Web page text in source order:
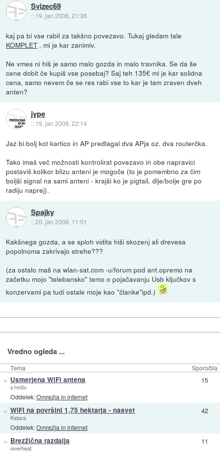
Svizec69
:: 19. jan 2008, 21:36
kaj pa bi vse rabil za takšno povezavo. Tukaj gledam tale
KOMPLET , mi je kar zanimiv.
Ne vmes ni hiš je samo malo gozda in malo travnika. Se da še
cene dobit če kupiš vse posebaj? Saj teh 135€ mi je kar solidna
cena, samo nevem če se res rabi vse to kar je tam zraven dveh
anten?
jype
:: 19. jan 2008, 22:14
Jaz bi bolj kot kartico in AP predlagal dva APja oz. dva routerčka.
Tako imaš več možnosti kontrolirat povezavo in obe napravici
postaviš kolikor blizu anteni je mogoče (to je pomembno za čim
boljši signal na sami anteni - krajši ko je pigtail, dlje/bolje gre po
radiju naprej).
Spajky
::20. jan 2008, 11:51
Kakšnega gozda, a se sploh vidita hiši skozenj ali drevesa
popolnoma zakrivajo strehe???
(za ostalo maš na wlan-sat.com -u/forum pod ant.opremo na
začetku mojo "telebansko" temo o pojačavanju Usb ključkov s
konzervami pa tudi ostale moje kao "članke"ipd.)
Vredno ogleda ...
Tema Sporočila
» Usmerjena WiFi antena
s1m0n
Oddelek:Omrežja in internet
15
» WiFi na površini 1,75 hektarja - nasvet
Katara
Oddelek:Omrežja in internet
42
» Brezžična razdalja
overheat
11